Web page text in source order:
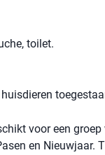
toilet.
voor een
en Nieuwjaar.